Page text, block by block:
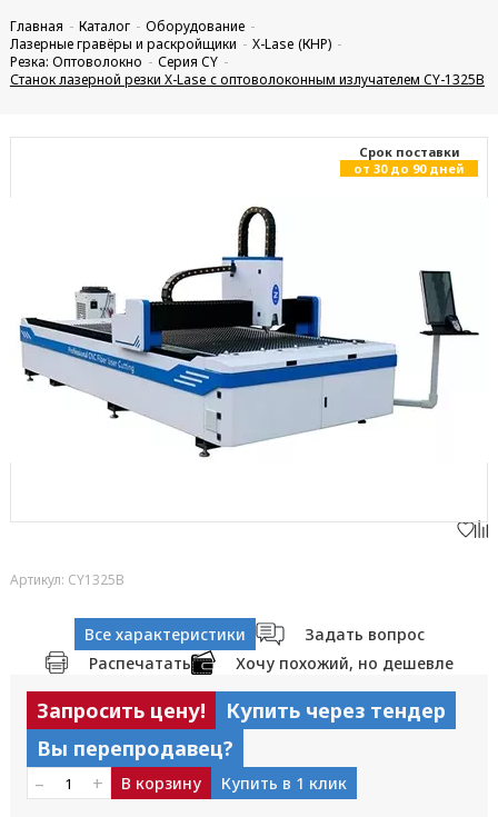
Главная Каталог
Оборудование
Лазерные гравёры и раскройщики
X-Lase (КНР)
Резка: Оптоволокно
Серия CY
Станок лазерной резки X-Lase с оптоволоконным излучателем CY-1325B
Cрок поставки
от 30 до 90 дней
Артикул: CY1325B
Все характеристики
Задать вопрос
Распечатать
Хочу похожий, но дешевле
Запросить цену!
Купить через тендер
Вы перепродавец?
– + В корзину Купить в 1 клик